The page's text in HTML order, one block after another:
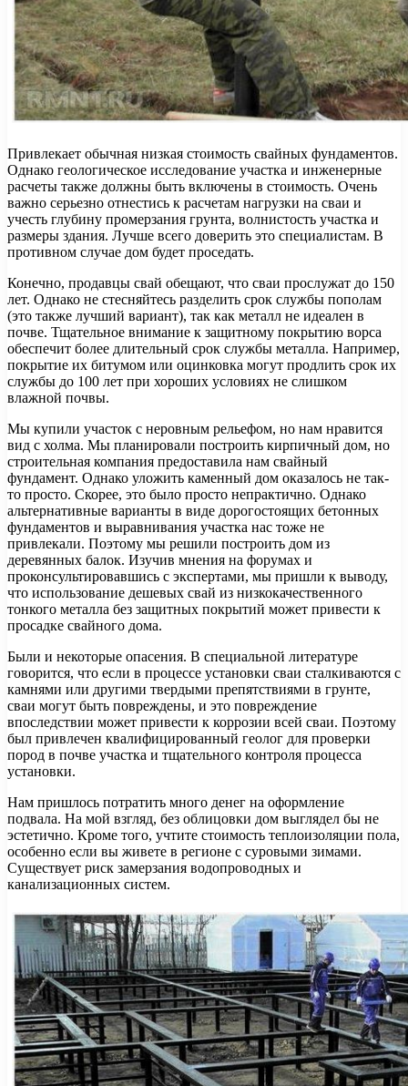
Привлекает обычная низкая стоимость свайных фундаментов.
Однако геологическое исследование участка и инженерные
расчеты также должны быть включены в стоимость. Очень
важно серьезно отнестись к расчетам нагрузки на сваи и
учесть глубину промерзания грунта, волнистость участка и
размеры здания. Лучше всего доверить это специалистам. В
противном случае дом будет проседать.
Конечно, продавцы свай обещают, что сваи прослужат до 150
лет. Однако не стесняйтесь разделить срок службы пополам
(это также лучший вариант), так как металл не идеален в
почве. Тщательное внимание к защитному покрытию ворса
обеспечит более длительный срок службы металла. Например,
покрытие их битумом или оцинковка могут продлить срок их
службы до 100 лет при хороших условиях не слишком
влажной почвы.
Мы купили участок с неровным рельефом, но нам нравится
вид с холма. Мы планировали построить кирпичный дом, но
строительная компания предоставила нам свайный
фундамент. Однако уложить каменный дом оказалось не так-
то просто. Скорее, это было просто непрактично. Однако
альтернативные варианты в виде дорогостоящих бетонных
фундаментов и выравнивания участка нас тоже не
привлекали. Поэтому мы решили построить дом из
деревянных балок. Изучив мнения на форумах и
проконсультировавшись с экспертами, мы пришли к выводу,
что использование дешевых свай из низкокачественного
тонкого металла без защитных покрытий может привести к
просадке свайного дома.
Были и некоторые опасения. В специальной литературе
говорится, что если в процессе установки сваи сталкиваются с
камнями или другими твердыми препятствиями в грунте,
сваи могут быть повреждены, и это повреждение
впоследствии может привести к коррозии всей сваи. Поэтому
был привлечен квалифицированный геолог для проверки
пород в почве участка и тщательного контроля процесса
установки.
Нам пришлось потратить много денег на оформление
подвала. На мой взгляд, без облицовки дом выглядел бы не
эстетично. Кроме того, учтите стоимость теплоизоляции пола,
особенно если вы живете в регионе с суровыми зимами.
Существует риск замерзания водопроводных и
канализационных систем.